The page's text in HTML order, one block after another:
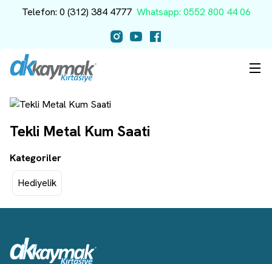
Telefon: 0 (312) 384 4777 Whatsapp: 0552 800 44 06
Tekli Metal Kum Saati
Kategoriler
Hediyelik